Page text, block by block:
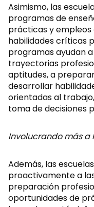
Asimismo, las
programas de
prácticas y
habilidades críticas
programas ayudan
trayectorias
aptitudes, a
desarrollar
orientadas al
toma de decisiones
Involucrando más a
Además, las
proactivamente a
preparación
oportunidades de